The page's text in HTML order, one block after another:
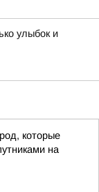
улыбок и
которые
на